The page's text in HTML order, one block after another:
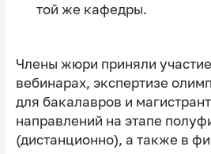
той же кафедры.
Члены жюри приняли
вебинарах, экспертизе
для бакалавров и
направлений на этапе
(дистанционно), а также в